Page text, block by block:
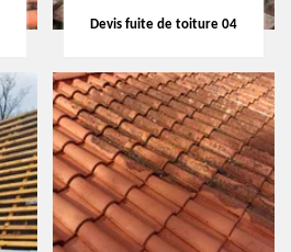
Devis fuite de toiture 04